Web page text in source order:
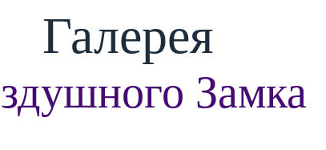
Галерея
Замка